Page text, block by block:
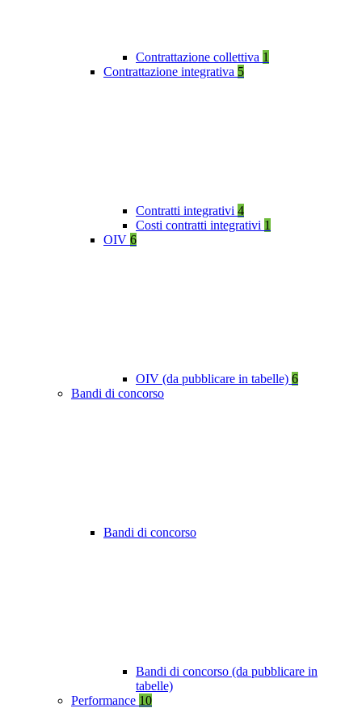
Contrattazione collettiva 1
Contrattazione integrativa 5
Contratti integrativi 4
Costi contratti integrativi 1
OIV 6
OIV (da pubblicare in tabelle) 6
Bandi di concorso
Bandi di concorso
Bandi di concorso (da pubblicare in
tabelle)
Performance 10